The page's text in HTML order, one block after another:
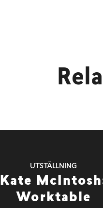
UTSTÄLLNING
Kate
Worktable